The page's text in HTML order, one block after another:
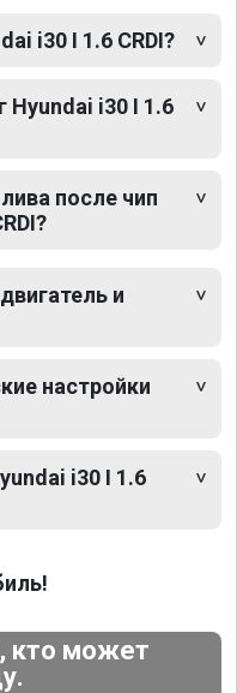
i30 I 1.6 CRDI?
Hyundai i30 I 1.6
после чип
и
настройки
i30 I 1.6
кто может